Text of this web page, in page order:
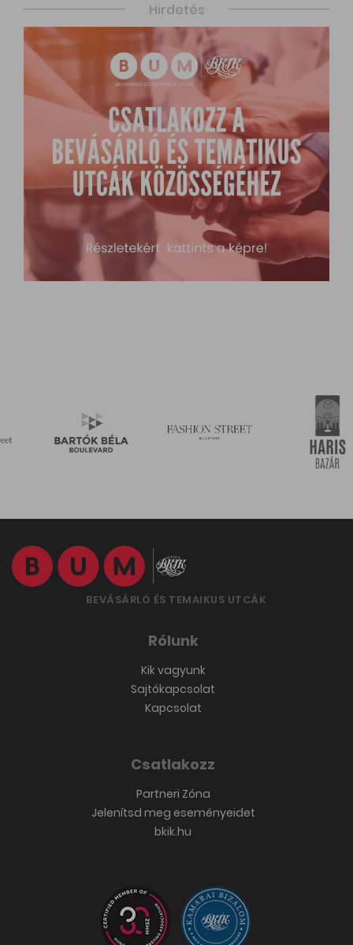
Hirdetés
BEVÁSÁRLÓ ÉS TEMAIKUS UTCÁK
Rólunk
Kik vagyunk
Sajtókapcsolat
Kapcsolat
Csatlakozz
Partneri Zóna
Jelenítsd meg eseményeidet
bkik.hu